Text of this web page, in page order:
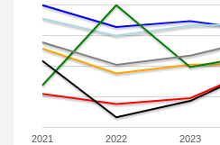
2021 2022 2023